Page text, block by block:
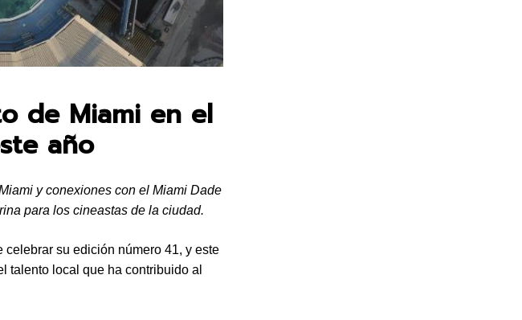
de Miami en el
año
y conexiones con el Miami Dade
para los cineastas de la ciudad.
celebrar su edición número 41, y este
talento local que ha contribuido al